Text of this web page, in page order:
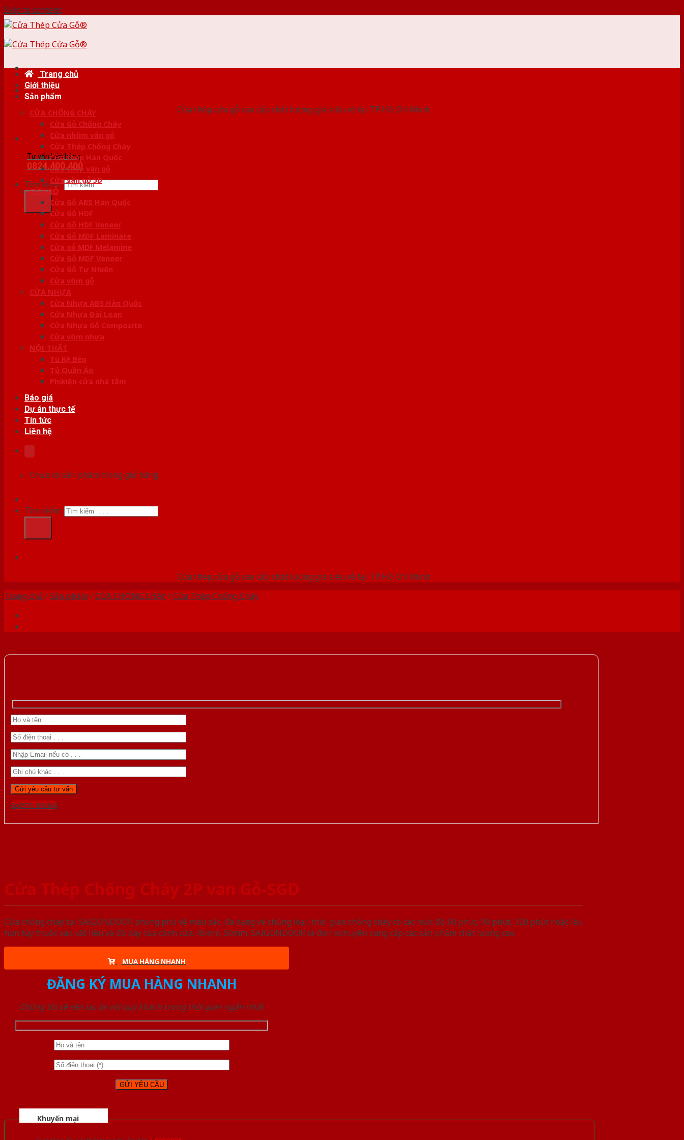
Skip to content
Cửa thép,cửa gỗ cao cấp chất lượng giá siêu rẻ tại TP Hồ Chí Minh
Tư vấn bán hàng
0824.400.400
Tìm kiếm:
Trang chủ
Giới thiệu
Sản phẩm
CỬA CHỐNG CHÁY
Cửa Gỗ Chống Cháy
Cửa nhôm vân gỗ
Cửa Thép Chống Cháy
Cửa thép Hàn Quốc
Cửa thép vân gỗ
Cửa vân gỗ 5D
CỬA GỖ
Cửa Gỗ ABS Hàn Quốc
Cửa Gỗ HDF
Cửa Gỗ HDF Veneer
Cửa Gỗ MDF Laminate
Cửa gỗ MDF Melamine
Cửa Gỗ MDF Veneer
Cửa Gỗ Tự Nhiên
Cửa vòm gỗ
CỬA NHỰA
Cửa Nhựa ABS Hàn Quốc
Cửa Nhựa Đài Loan
Cửa Nhựa Gỗ Composite
Cửa vòm nhựa
NỘI THẤT
Tủ Kệ Bếp
Tủ Quần Áo
Phụ kiện cửa nhà tắm
Báo giá
Dự án thực tế
Tin tức
Liên hệ
Chưa có sản phẩm trong giỏ hàng.
Tìm kiếm:
Cửa thép,cửa gỗ cao cấp chất lượng giá siêu rẻ tại TP Hồ Chí Minh
Trang chủ /Sản phẩm /CỬA CHỐNG CHÁY/Cửa Thép Chống Cháy
Gọi 0976.169.864
Cửa Thép Chống Cháy 2P van Gỗ-SGD
Cửa chống cháy tại SAIGONDOOR phong phú về màu sắc, đa dạng về chủng loại, thời gian chống cháy có các mức độ 60 phút, 90 phút, 120 phút hoặc lâu
hơn tùy thuộc vào vật liệu và độ dày của cánh cửa: 45mm, 50mm. SAIGONDOOR là đơn vị chuyên cung cấp các sản phẩm chất lượng cao.
MUA HÀNG NHANH
ĐĂNG KÝ MUA HÀNG NHANH
Chúng tôi sẽ liên lạc lại với quý khách trong thời gian ngắn nhất
Khuyến mại